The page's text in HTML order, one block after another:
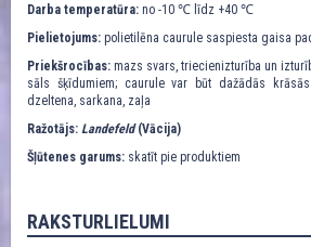
Darba temperatūra: no -10 ℃ līdz +40 ℃
Pielietojums: polietilēna caurule saspiesta gaisa
Priekšrocības: mazs svars, triecienizturība un
sāls šķīdumiem; caurule var būt dažādās
dzeltena, sarkana, zaļa
Ražotājs: Landefeld(Vācija)
Šļūtenes garums: skatīt pie produktiem
RAKSTURLIELUMI